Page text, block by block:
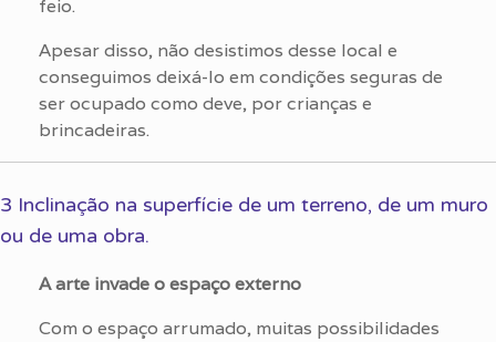
feio.
Apesar disso, não desistimos desse local e
conseguimos deixá-lo em condições seguras de
ser ocupado como deve, por crianças e
brincadeiras.
3 Inclinação na superfície de um terreno, de um muro
ou de uma obra.
A arte invade o espaço externo
Com o espaço arrumado, muitas possibilidades